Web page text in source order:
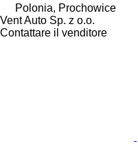
Polonia, Prochowice
Vent Auto Sp. z o.o.
Contattare il venditore